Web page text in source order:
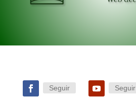
Seguir Seguir